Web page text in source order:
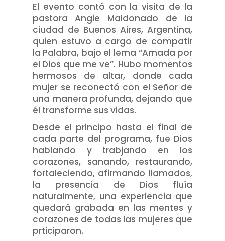
El evento contó con la visita de la
pastora Angie Maldonado de la
ciudad de Buenos Aires, Argentina,
quien estuvo a cargo de compatir
la Palabra, bajo el lema “Amada por
el Dios que me ve”. Hubo momentos
hermosos de altar, donde cada
mujer se reconectó con el Señor de
una manera profunda, dejando que
él transforme sus vidas.
Desde el principo hasta el final de
cada parte del programa, fue Dios
hablando y trabjando en los
corazones, sanando, restaurando,
fortaleciendo, afirmando llamados,
la presencia de Dios fluía
naturalmente, una experiencia que
quedará grabada en las mentes y
corazones de todas las mujeres que
prticiparon.